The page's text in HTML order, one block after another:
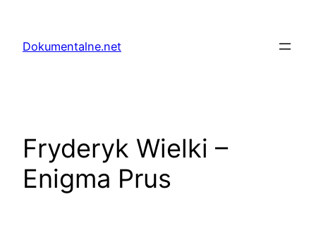
treściDokumentalne.net
Fryderyk Wielki –
Enigma Prus